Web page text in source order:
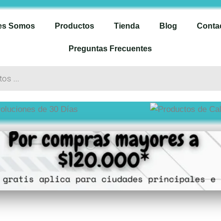
Somos Productos Tienda Blog
Preguntas Frecuentes